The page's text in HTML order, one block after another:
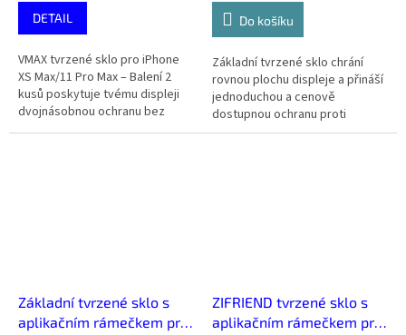
DETAIL
VMAX tvrzené sklo pro iPhone
XS Max/11 Pro Max – Balení 2
kusů poskytuje tvému displeji
dvojnásobnou ochranu bez
zbytečných komplikací. Snadná
Do košíku
Základní tvrzené sklo chrání
rovnou plochu displeje a přináší
jednoduchou a cenově
dostupnou ochranu proti
poškrábání. Nenápadné,
Základní tvrzené sklo s
aplikačním rámečkem pro
ZIFRIEND tvrzené sklo s
aplikačním rámečkem pro